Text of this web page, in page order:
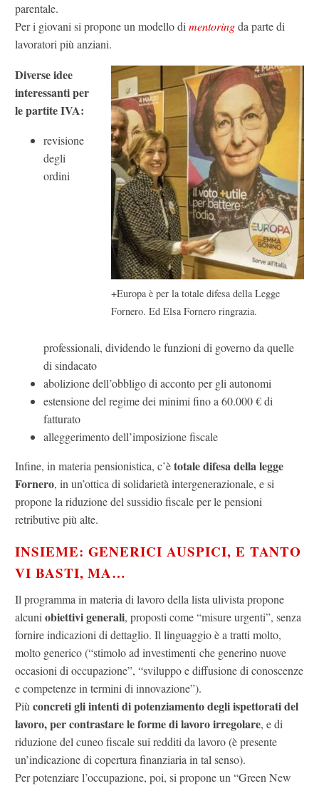
parentale.
Per i giovani si propone un modello dimentoringda parte di
lavoratori più anziani.
+Europa è per la totale difesa della Legge
Fornero. Ed Elsa Fornero ringrazia.
Diverse idee
interessanti per
le partite IVA:
revisione
degli
ordini
professionali, dividendo le funzioni di governo da quelle
di sindacato
abolizione dell’obbligo di acconto per gli autonomi
estensione del regime dei minimi fino a 60.000 € di
fatturato
alleggerimento dell’imposizione fiscale
Infine, in materia pensionistica, c’ètotale difesa della legge
Fornero, in un’ottica di solidarietà intergenerazionale, e si
propone la riduzione del sussidio fiscale per le pensioni
retributive più alte.
INSIEME: GENERICI AUSPICI, E TANTO
VI BASTI, MA…
Il programma in materia di lavoro della lista ulivista propone
alcuniobiettivi generali, proposti come “misure urgenti”, senza
fornire indicazioni di dettaglio. Il linguaggio è a tratti molto,
molto generico (“stimolo ad investimenti che generino nuove
occasioni di occupazione”, “sviluppo e diffusione di conoscenze
e competenze in termini di innovazione”).
Piùconcreti gli intenti di potenziamento degli ispettorati del
lavoro, per contrastare le forme di lavoro irregolare, e di
riduzione del cuneo fiscale sui redditi da lavoro (è presente
un’indicazione di copertura finanziaria in tal senso).
Per potenziare l’occupazione, poi, si propone un “Green New